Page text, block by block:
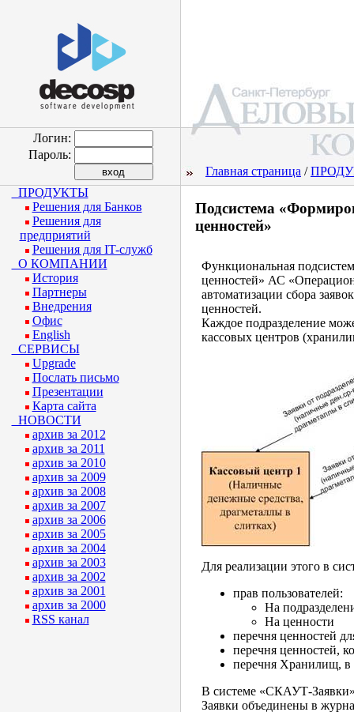
Логин:
Пароль:
ПРОДУКТЫ
Решения для Банков
Решения для
предприятий
Решения для IT-служб
О КОМПАНИИ
История
Партнеры
Внедрения
Офис
English
СЕРВИСЫ
Upgrade
Послать письмо
Презентации
Карта сайта
НОВОСТИ
архив за 2012
архив за 2011
архив за 2010
архив за 2009
архив за 2008
архив за 2007
архив за 2006
архив за 2005
архив за 2004
архив за 2003
архив за 2002
архив за 2001
архив за 2000
RSS канал
Главная страница /
Подсистема
ценностей»
Функциональная
ценностей» АС
автоматизации сбора
ценностей.
Каждое подразделение
кассовых центров
Для реализации этого в
прав пользователей:
На
На ценности
перечня ценностей
перечня ценностей,
перечня Хранилищ, в
В системе «СКАУТ-Заявки»
Заявки объединены в